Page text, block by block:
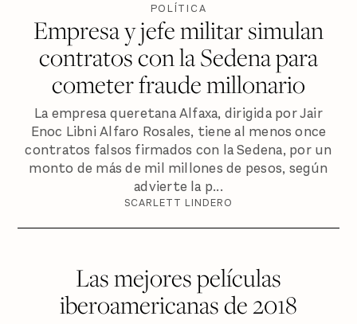
POLÍTICA
Empresa y jefe militar simulan
contratos con la Sedena para
cometer fraude millonario
La empresa queretana Alfaxa, dirigida por Jair
Enoc Libni Alfaro Rosales, tiene al menos once
contratos falsos firmados con la Sedena, por un
monto de más de mil millones de pesos, según
advierte la p...
SCARLETT LINDERO
Las mejores películas
iberoamericanas de 2018